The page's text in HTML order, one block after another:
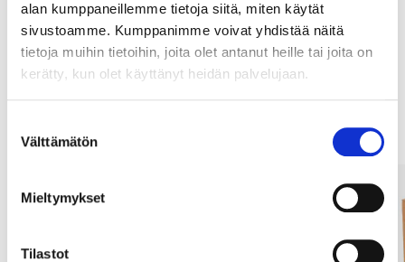
alan kumppaneillemme tietoja siitä, miten käytät
sivustoamme. Kumppanimme voivat yhdistää näitä
tietoja muihin tietoihin, joita olet antanut heille tai joita on
kerätty, kun olet käyttänyt heidän palvelujaan.
valinta
Välttämätön
Mieltymykset
Tilastot
LUE LISÄÄ
Muut asiakkaat ostivat myös